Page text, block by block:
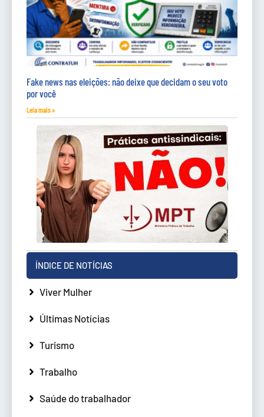
Fake news nas eleições: não deixe que decidam o seu voto
por você
Leia mais »
ÍNDICE DE NOTÍCIAS
Viver Mulher
Últimas Notícias
Turismo
Trabalho
Saúde do trabalhador